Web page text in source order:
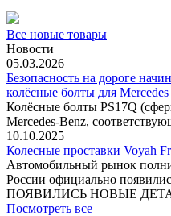
Все новые товары
Новости
05.03.2026
Безопасность на дороге
колёсные болты для Mercedes
Колёсные болты PS17Q
Mercedes‑Benz,
10.10.2025
Колесные проставки Voyah
Автомобильный рынок
России официально
ПОЯВИЛИСЬ НОВЫЕ
Посмотреть все